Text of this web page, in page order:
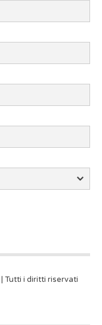
| Tutti i diritti riservati